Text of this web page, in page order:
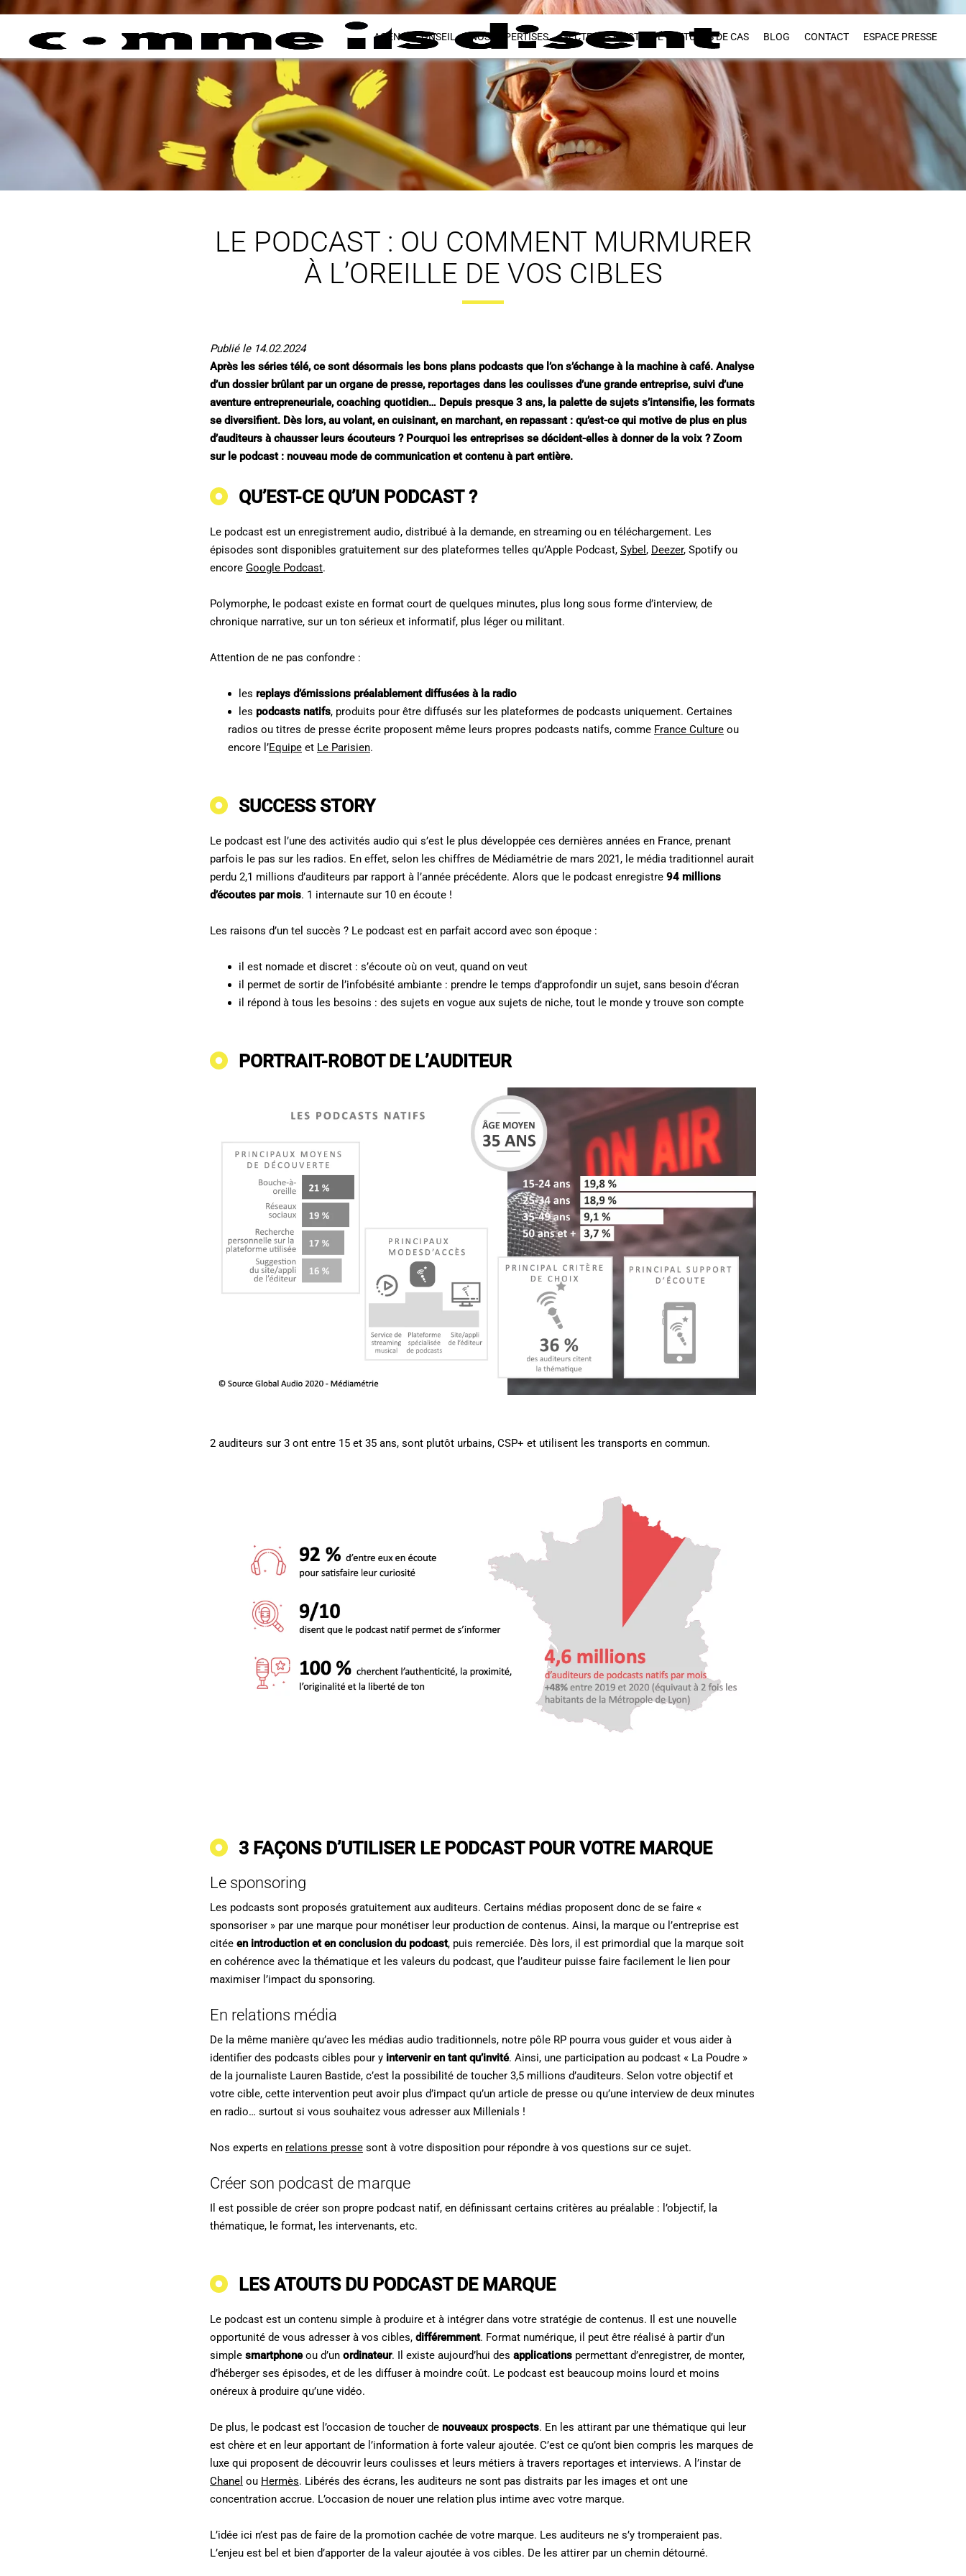
AGENCE CONSEIL NOS EXPERTISES SECTEURS D’ACTIVITÉ ETUDES DE CAS BLOG CONTACT ESPACE PRESSE
LE PODCAST : OU COMMENT MURMURER
À L’OREILLE DE VOS CIBLES
Publié le 14.02.2024
Après les séries télé, ce sont désormais les bons plans podcasts que l’on s’échange à la machine à café. Analyse
d’un dossier brûlant par un organe de presse, reportages dans les coulisses d’une grande entreprise, suivi d’une
aventure entrepreneuriale, coaching quotidien… Depuis presque 3 ans, la palette de sujets s’intensifie, les formats
se diversifient. Dès lors, au volant, en cuisinant, en marchant, en repassant : qu’est-ce qui motive de plus en plus
d’auditeurs à chausser leurs écouteurs ? Pourquoi les entreprises se décident-elles à donner de la voix ? Zoom
sur le podcast : nouveau mode de communication et contenu à part entière.
QU’EST-CE QU’UN PODCAST ?
Le podcast est un enregistrement audio, distribué à la demande, en streaming ou en téléchargement. Les
épisodes sont disponibles gratuitement sur des plateformes telles qu’Apple Podcast, Sybel , Deezer, Spotify ou
encore Google Podcast.
Polymorphe, le podcast existe en format court de quelques minutes, plus long sous forme d’interview, de
chronique narrative, sur un ton sérieux et informatif, plus léger ou militant.
Attention de ne pas confondre :
les replays d’émissions préalablement diffusées à la radio
les podcasts natifs, produits pour être diffusés sur les plateformes de podcasts uniquement. Certaines
radios ou titres de presse écrite proposent même leurs propres podcasts natifs, comme France Culture ou
encore l’Equipe et Le Parisien.
SUCCESS STORY
Le podcast est l’une des activités audio qui s’est le plus développée ces dernières années en France, prenant
parfois le pas sur les radios. En effet, selon les chiffres de Médiamétrie de mars 2021, le média traditionnel aurait
perdu 2,1 millions d’auditeurs par rapport à l’année précédente. Alors que le podcast enregistre 94 millions
d’écoutes par mois. 1 internaute sur 10 en écoute !
Les raisons d’un tel succès ? Le podcast est en parfait accord avec son époque :
il est nomade et discret : s’écoute où on veut, quand on veut
il permet de sortir de l’infobésité ambiante : prendre le temps d’approfondir un sujet, sans besoin d’écran
il répond à tous les besoins : des sujets en vogue aux sujets de niche, tout le monde y trouve son compte
PORTRAIT-ROBOT DE L’AUDITEUR
2 auditeurs sur 3 ont entre 15 et 35 ans, sont plutôt urbains, CSP+ et utilisent les transports en commun.
3 FAÇONS D’UTILISER LE PODCAST POUR VOTRE MARQUE
Le sponsoring
Les podcasts sont proposés gratuitement aux auditeurs. Certains médias proposent donc de se faire «
sponsoriser » par une marque pour monétiser leur production de contenus. Ainsi, la marque ou l’entreprise est
citée en introduction et en conclusion du podcast, puis remerciée. Dès lors, il est primordial que la marque soit
en cohérence avec la thématique et les valeurs du podcast, que l’auditeur puisse faire facilement le lien pour
maximiser l’impact du sponsoring.
En relations média
De la même manière qu’avec les médias audio traditionnels, notre pôle RP pourra vous guider et vous aider à
identifier des podcasts cibles pour y intervenir en tant qu’invité. Ainsi, une participation au podcast « La Poudre »
de la journaliste Lauren Bastide, c’est la possibilité de toucher 3,5 millions d’auditeurs. Selon votre objectif et
votre cible, cette intervention peut avoir plus d’impact qu’un article de presse ou qu’une interview de deux minutes
en radio… surtout si vous souhaitez vous adresser aux Millenials !
Nos experts en relations presse sont à votre disposition pour répondre à vos questions sur ce sujet.
Créer son podcast de marque
Il est possible de créer son propre podcast natif, en définissant certains critères au préalable : l’objectif, la
thématique, le format, les intervenants, etc.
LES ATOUTS DU PODCAST DE MARQUE
Le podcast est un contenu simple à produire et à intégrer dans votre stratégie de contenus. Il est une nouvelle
opportunité de vous adresser à vos cibles, différemment. Format numérique, il peut être réalisé à partir d’un
simple smartphoneou d’un ordinateur. Il existe aujourd’hui des applications permettant d’enregistrer, de monter,
d’héberger ses épisodes, et de les diffuser à moindre coût. Le podcast est beaucoup moins lourd et moins
onéreux à produire qu’une vidéo.
De plus, le podcast est l’occasion de toucher de nouveaux prospects. En les attirant par une thématique qui leur
est chère et en leur apportant de l’information à forte valeur ajoutée. C’est ce qu’ont bien compris les marques de
luxe qui proposent de découvrir leurs coulisses et leurs métiers à travers reportages et interviews. A l’instar de
Chanel ou Hermès. Libérés des écrans, les auditeurs ne sont pas distraits par les images et ont une
concentration accrue. L’occasion de nouer une relation plus intime avec votre marque.
L’idée ici n’est pas de faire de la promotion cachée de votre marque. Les auditeurs ne s’y tromperaient pas.
L’enjeu est bel et bien d’apporter de la valeur ajoutée à vos cibles. De les attirer par un chemin détourné.